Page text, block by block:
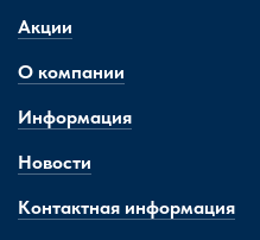
Акции
О компании
Информация
Новости
Контактная информация